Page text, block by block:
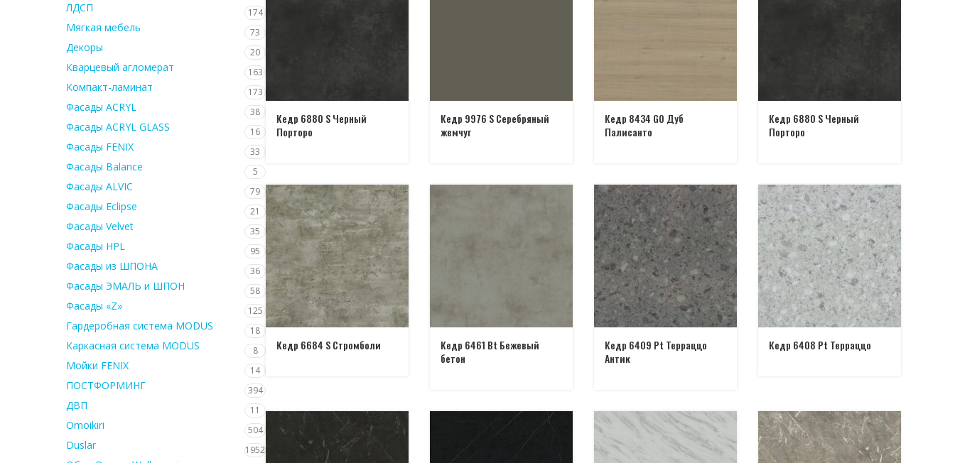
ЛДСП 174
Мягкая мебель 73
Декоры 20
Кварцевый агломерат 163
Компакт-ламинат 173
Фасады ACRYL 38
Фасады ACRYL GLASS 16
Фасады FENIX 33
Фасады Balance 5
Фасады ALVIC 79
Фасады Eclipse 21
Фасады Velvet 35
Фасады HPL 95
Фасады из ШПОНА 36
Фасады ЭМАЛЬ и ШПОН 58
Фасады «Z» 125
Гардеробная система MODUS 18
Каркасная система MODUS 8
Мойки FENIX 14
ПОСТФОРМИНГ 394
ДВП 11
Omoikiri 504
Duslar 1952
Кедр 6880 S Черный
Порторо
Кедр 9976 S Серебряный
жемчуг
Кедр 8434 GO Дуб
Палисанто
Кедр 6880 S Черный
Порторо
Кедр 6684 S Стромболи
Кедр 6461 Bt Бежевый
бетон
Кедр 6409 Pt Терраццо
Антик
Кедр 6408 Pt Терраццо